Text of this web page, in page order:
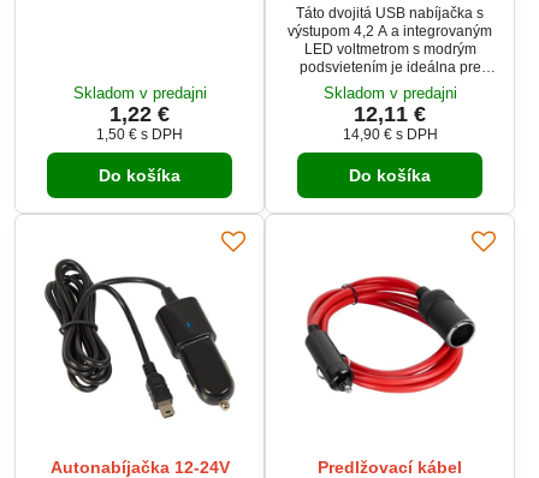
Skladom v predajni
1,22 €
1,50 € s DPH
Do košíka
Táto dvojitá USB nabíjačka s
výstupom 4,2 A a integrovaným
LED voltmetrom s modrým
podsvietením je ideálna pre
motocykle, štvorkolky a podobné
vozidlá s napájaním 12/24 V.
Vďaka vodeodolnej krytke a
uchyteniu pomocou objímky na
riadidlá (ø20-34 mm) je odolná a
praktická pre použitie v rôznych
podmienkach, pričom ponúka
bezpečné nabíjanie a
jednoduché monitorovanie
Skladom v predajni
12,11 €
14,90 € s DPH
Do košíka
Autonabíjačka 12-24V
Predlžovací kábel